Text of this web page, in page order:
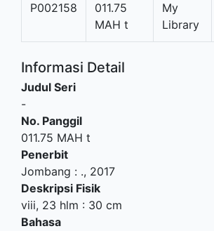
P002158
011.75
MAH t
My
Library
Informasi Detail
Judul Seri
-
No. Panggil
011.75 MAH t
Penerbit
Jombang : ., 2017
Deskripsi Fisik
viii, 23 hlm : 30 cm
Bahasa